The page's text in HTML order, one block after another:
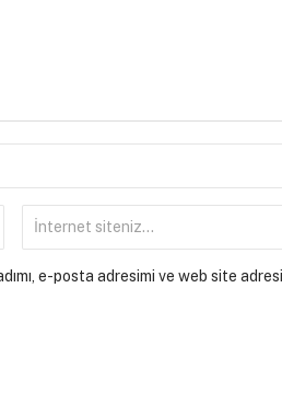
e-posta adresimi ve web site